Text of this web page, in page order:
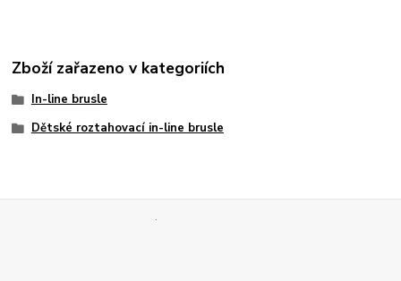
Zboží zařazeno v kategoriích
In-line brusle
Dětské roztahovací in-line brusle
.